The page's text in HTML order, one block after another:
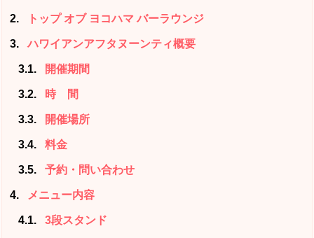
2 トップ オブ ヨコハマ バーラウンジ
3 ハワイアンアフタヌーンティ概要
3.1 開催期間
3.2 時 間
3.3 開催場所
3.4 料金
3.5 予約・問い合わせ
4 メニュー内容
4.1 3段スタンド